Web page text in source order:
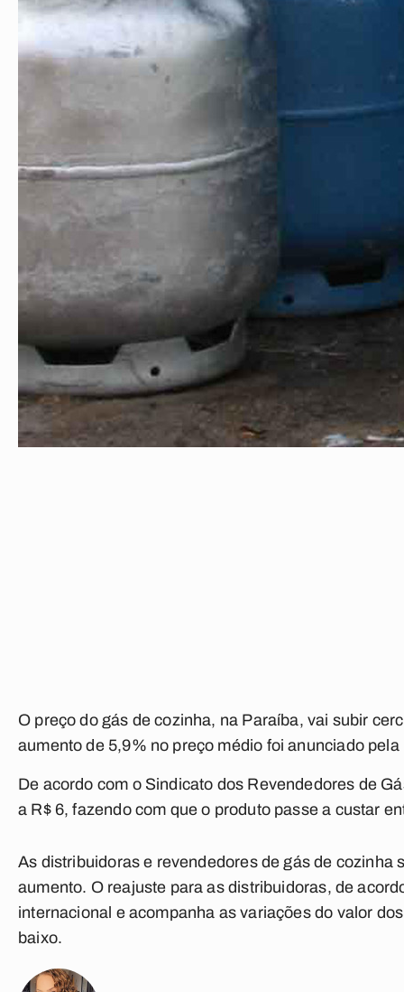
O preço do gás de cozinha, na Paraíba, vai subir
aumento de 5,9% no preço médio foi anunciado
De acordo com o Sindicato dos Revendedores de
a R$ 6, fazendo com que o produto passe a custar
As distribuidoras e revendedores de gás de cozinha
aumento. O reajuste para as distribuidoras, de
internacional e acompanha as variações do valor
baixo.